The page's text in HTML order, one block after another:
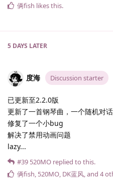
俩fish likes this.
5 DAYS LATER
度海 Discussion starter
已更新至2.2.0版
更新了一首钢琴曲，一个随机对话
修复了一个小bug
解决了禁用动画问题
lazy...
#39 520MO replied to this.
俩fish, 520MO, DK蓝风, and 4